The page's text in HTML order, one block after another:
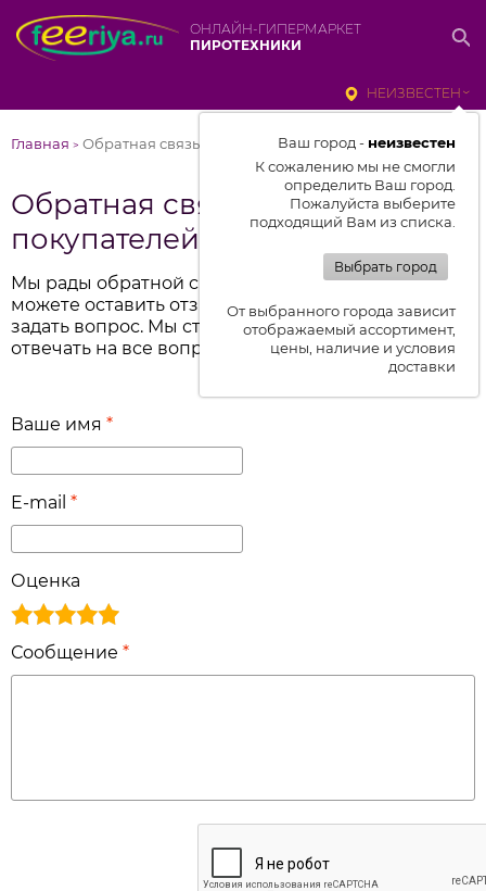
ОНЛАЙН-ГИПЕРМАРКЕТ
ПИРОТЕХНИКИ
НЕИЗВЕСТЕН
Ваш город - неизвестен
К сожалению мы не смогли
определить Ваш город.
Пожалуйста выберите
подходящий Вам из списка.
Выбрать город
От выбранного города зависит
отображаемый ассортимент,
цены, наличие и условия
доставки
Главная > Обратная связь и отзывы покупателей
Обратная связь и отзывы
покупателей
Мы рады обратной связи от вас. Поэтому вы
можете оставить отзыв о работе компании или
задать вопрос. Мы стараемся оперативно
отвечать на все вопросы.
Ваше имя *
E-mail *
Оценка
Сообщение *